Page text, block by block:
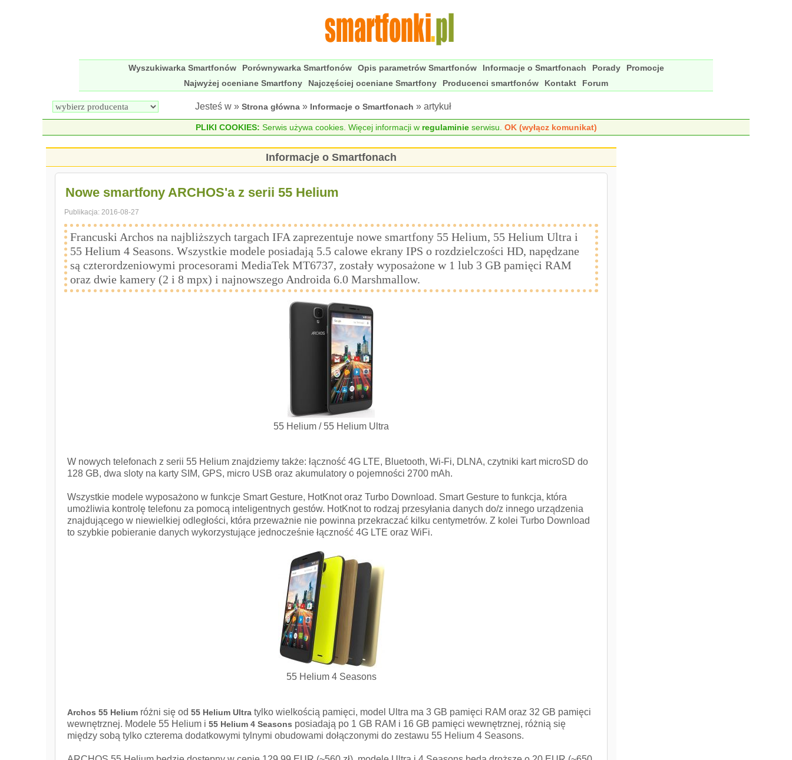
Wyszukiwarka Smartfonów Porównywarka Smartfonów Opis parametrów Smartfonów Informacje o Smartfonach Porady
Promocje
Najwyżej oceniane Smartfony
Najczęściej oceniane Smartfony Producenci smartfonów Kontakt Forum
Jesteś w » Strona główna » Informacje o Smartfonach » artykuł
PLIKI COOKIES: Serwis używa cookies. Więcej informacji w regulaminieserwisu. OK (wyłącz komunikat)
Informacje o Smartfonach
Nowe smartfony ARCHOS'a z serii 55 Helium
Publikacja:2016-08-27
Francuski Archos na najbliższych targach IFA zaprezentuje nowe smartfony 55 Helium, 55 Helium Ultra i
55 Helium 4 Seasons. Wszystkie modele posiadają 5.5 calowe ekrany IPS o rozdzielczości HD, napędzane
są czterordzeniowymi procesorami MediaTek MT6737, zostały wyposażone w 1 lub 3 GB pamięci RAM
oraz dwie kamery (2 i 8 mpx) i najnowszego Androida 6.0 Marshmallow.
55 Helium / 55 Helium Ultra
W nowych telefonach z serii 55 Helium znajdziemy także: łączność 4G LTE, Bluetooth, Wi-Fi, DLNA, czytniki kart microSD do
128 GB, dwa sloty na karty SIM, GPS, micro USB oraz akumulatory o pojemności 2700 mAh.
Wszystkie modele wyposażono w funkcje Smart Gesture, HotKnot oraz Turbo Download. Smart Gesture to funkcja, która
umożliwia kontrolę telefonu za pomocą inteligentnych gestów. HotKnot to rodzaj przesyłania danych do/z innego urządzenia
znajdującego w niewielkiej odległości, która przeważnie nie powinna przekraczać kilku centymetrów. Z kolei Turbo Download
to szybkie pobieranie danych wykorzystujące jednocześnie łączność 4G LTE oraz WiFi.
55 Helium 4 Seasons
Archos 55 Helium różni się od55 Helium Ultra tylko wielkością pamięci, model Ultra ma 3 GB pamięci RAM oraz 32 GB pamięci
wewnętrznej. Modele 55 Helium i55 Helium 4 Seasons posiadają po 1 GB RAM i 16 GB pamięci wewnętrznej, różnią się
między sobą tylko czterema dodatkowymi tylnymi obudowami dołączonymi do zestawu 55 Helium 4 Seasons.